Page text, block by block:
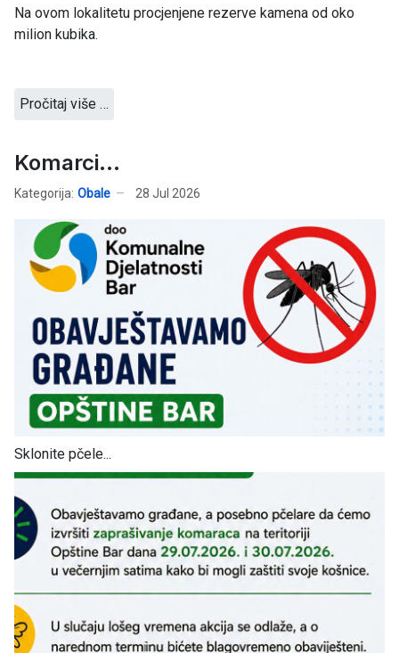
Na ovom lokalitetu procjenjene rezerve kamena od oko
milion kubika.
Pročitaj više …
Komarci...
Kategorija: Obale 28 Jul 2026
Sklonite pčele...